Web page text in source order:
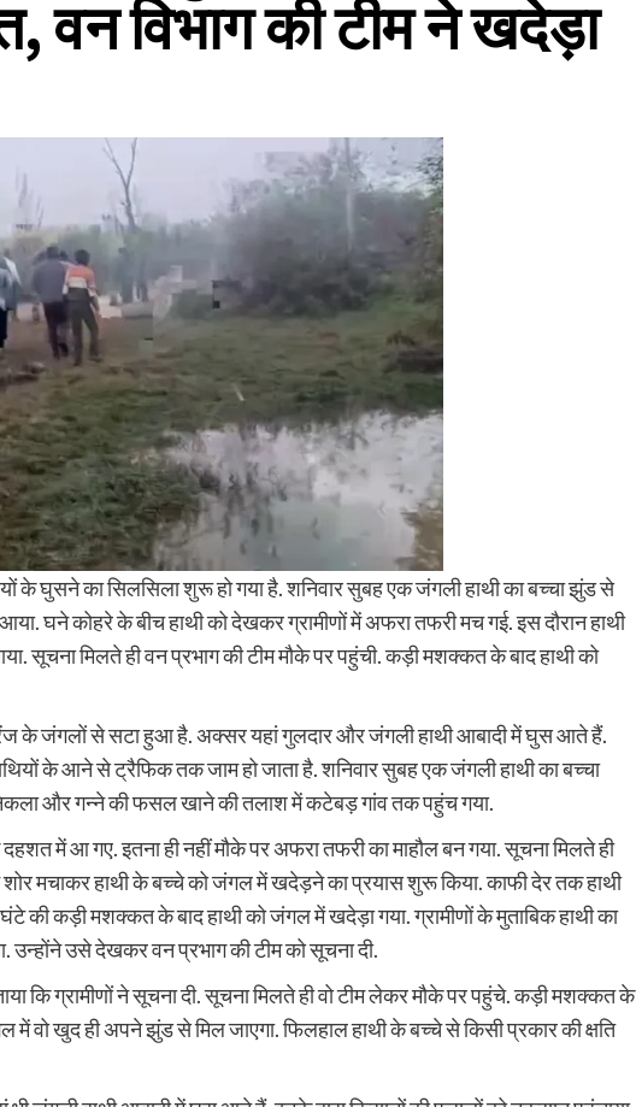
वन विभाग की टीम ने खदेड़ा
के घुसने का सिलसिला शुरू हो गया है. शनिवार सुबह एक जंगली हाथी का बच्चा झुंड से
घने कोहरे के बीच हाथी को देखकर ग्रामीणों में अफरा तफरी मच गई. इस दौरान हाथी
सूचना मिलते ही वन प्रभाग की टीम मौके पर पहुंची. कड़ी मशक्कत के बाद हाथी को
रेंज के जंगलों से सटा हुआ है. अक्सर यहां गुलदार और जंगली हाथी आबादी में घुस आते हैं.
के आने से ट्रैफिक तक जाम हो जाता है. शनिवार सुबह एक जंगली हाथी का बच्चा
और गन्ने की फसल खाने की तलाश में कटेबड़ गांव तक पहुंच गया.
में आ गए. इतना ही नहीं मौके पर अफरा तफरी का माहौल बन गया. सूचना मिलते ही
शोर मचाकर हाथी के बच्चे को जंगल में खदेड़ने का प्रयास शुरू किया. काफी देर तक हाथी
की कड़ी मशक्कत के बाद हाथी को जंगल में खदेड़ा गया. ग्रामीणों के मुताबिक हाथी का
उसे देखकर वन प्रभाग की टीम को सूचना दी.
कि ग्रामीणों ने सूचना दी. सूचना मिलते ही वो टीम लेकर मौके पर पहुंचे. कड़ी मशक्कत के
वो खुद ही अपने झुंड से मिल जाएगा. फिलहाल हाथी के बच्चे से किसी प्रकार की क्षति